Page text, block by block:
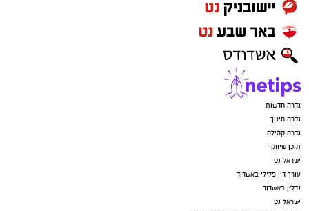
גדרה חדשות
גדרה חינוך
גדרה קהילה
תוכן שיווקי
ישראל נט
עורך דין פלילי באשדוד
נדל"ן באשדוד
ישראל נט